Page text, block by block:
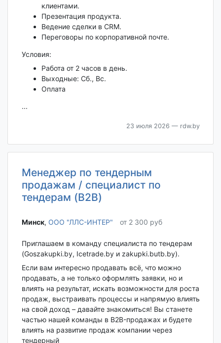
клиентами.
Презентация продукта.
Ведение сделки в CRM.
Переговоры по корпоративной почте.
Условия:
Работа от 2 часов в день.
Выходные: Сб., Вс.
Оплата
...
23 июля 2026 — rdw.by
Менеджер по тендерным
продажам / специалист по
тендерам (B2B)
Минск‎, ООО "ЛЛС-ИНТЕР" от 2 300 руб
Приглашаем в команду специалиста по тендерам
(Goszakupki.by, Icetrade.by и zakupki.butb.by).
Если вам интересно продавать всё, что можно
продавать, а не только оформлять заявки, но и
влиять на результат, искать возможности для роста
продаж, выстраивать процессы и напрямую влиять
на свой доход – давайте знакомиться! Вы станете
частью нашей команды в B2B-продажах и будете
влиять на развитие продаж компании через
тендерный